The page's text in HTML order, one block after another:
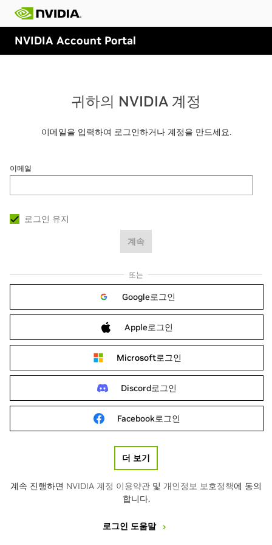
NVIDIA Account Portal
귀하의 NVIDIA 계정
이메일을 입력하여 로그인하거나 계정을 만드세요.
이메일
로그인 유지
계속
또는
Google로그인
Apple로그인
Microsoft로그인
Discord로그인
Facebook로그인
더 보기
계속 진행하면 NVIDIA 계정 이용약관 및 개인정보 보호정책에 동의
합니다.
로그인 도움말